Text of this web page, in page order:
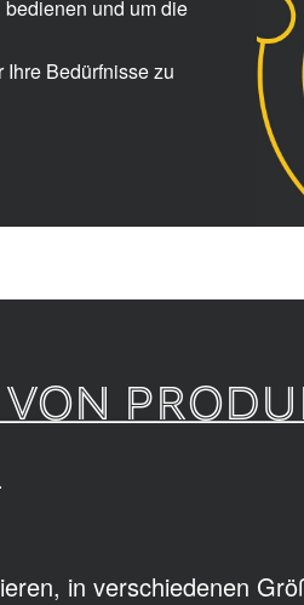
und um die
Ihre Bedürfnisse zu
in verschiedenen